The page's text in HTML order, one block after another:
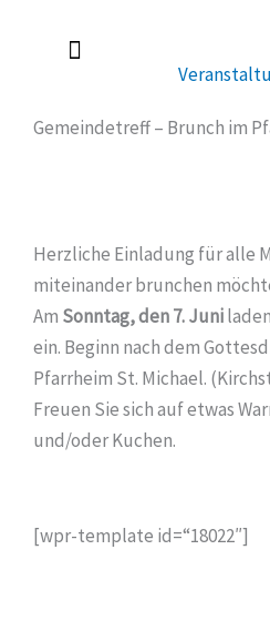
Gemeindetreff – Brunch im
Herzliche Einladung für alle
miteinander brunchen
Am Sonntag, den 7. Juni
ein. Beginn nach dem
Pfarrheim St. Michael.
Freuen Sie sich auf etwas
und/oder Kuchen.
[wpr-template id=“18022″]